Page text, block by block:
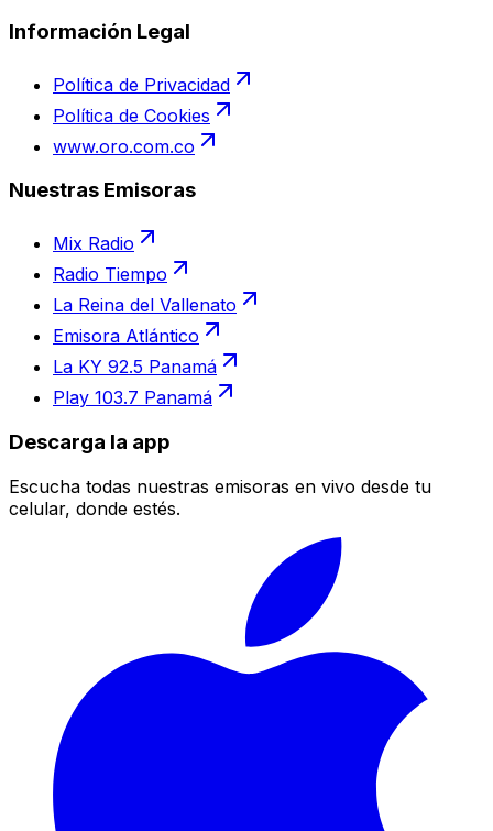
Información Legal
Política de Privacidad
Política de Cookies
www.oro.com.co
Nuestras Emisoras
Mix Radio
Radio Tiempo
La Reina del Vallenato
Emisora Atlántico
La KY 92.5 Panamá
Play 103.7 Panamá
Descarga la app
Escucha todas nuestras emisoras en vivo desde tu
celular, donde estés.